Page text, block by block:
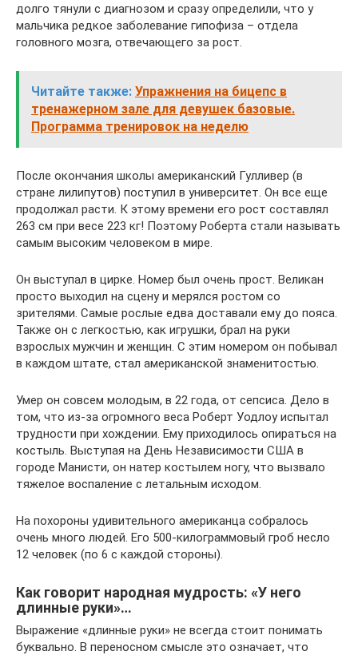
долго тянули с диагнозом и сразу определили, что у
мальчика редкое заболевание гипофиза – отдела
головного мозга, отвечающего за рост.
Читайте также: Упражнения на бицепс в
тренажерном зале для девушек базовые.
Программа тренировок на неделю
После окончания школы американский Гулливер (в
стране лилипутов) поступил в университет. Он все еще
продолжал расти. К этому времени его рост составлял
263 см при весе 223 кг! Поэтому Роберта стали называть
самым высоким человеком в мире.
Он выступал в цирке. Номер был очень прост. Великан
просто выходил на сцену и мерялся ростом со
зрителями. Самые рослые едва доставали ему до пояса.
Также он с легкостью, как игрушки, брал на руки
взрослых мужчин и женщин. С этим номером он побывал
в каждом штате, стал американской знаменитостью.
Умер он совсем молодым, в 22 года, от сепсиса. Дело в
том, что из-за огромного веса Роберт Уодлоу испытал
трудности при хождении. Ему приходилось опираться на
костыль. Выступая на День Независимости США в
городе Манисти, он натер костылем ногу, что вызвало
тяжелое воспаление с летальным исходом.
На похороны удивительного американца собралось
очень много людей. Его 500-килограммовый гроб несло
12 человек (по 6 с каждой стороны).
Как говорит народная мудрость: «У него
длинные руки»…
Выражение «длинные руки» не всегда стоит понимать
буквально. В переносном смысле это означает, что